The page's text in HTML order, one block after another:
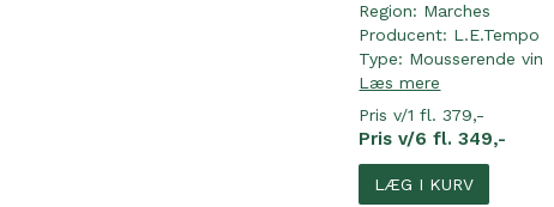
Region: Marches
Producent: L.E.Tempo
Type: Mousserende vin
Læs mere
Pris v/1 fl. 379,-
Pris v/6 fl. 349,-
LÆG I KURV